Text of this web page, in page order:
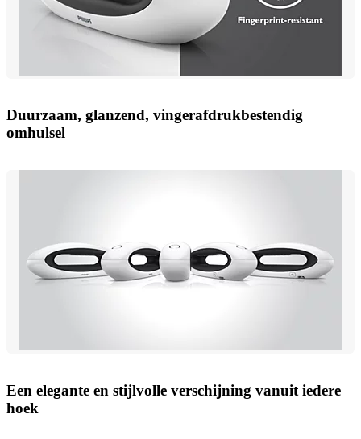
Duurzaam, glanzend, vingerafdrukbestendig
omhulsel
Een elegante en stijlvolle verschijning vanuit iedere
hoek